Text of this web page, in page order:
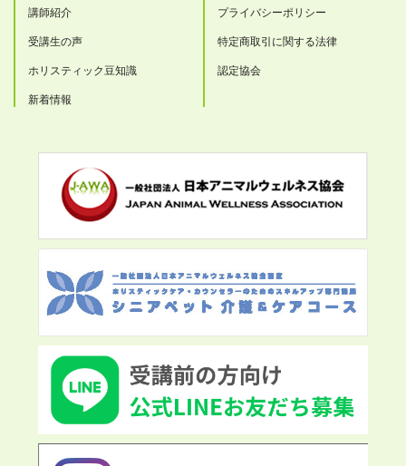
講師紹介
受講生の声
ホリスティック豆知識
新着情報
プライバシーポリシー
特定商取引に関する法律
認定協会